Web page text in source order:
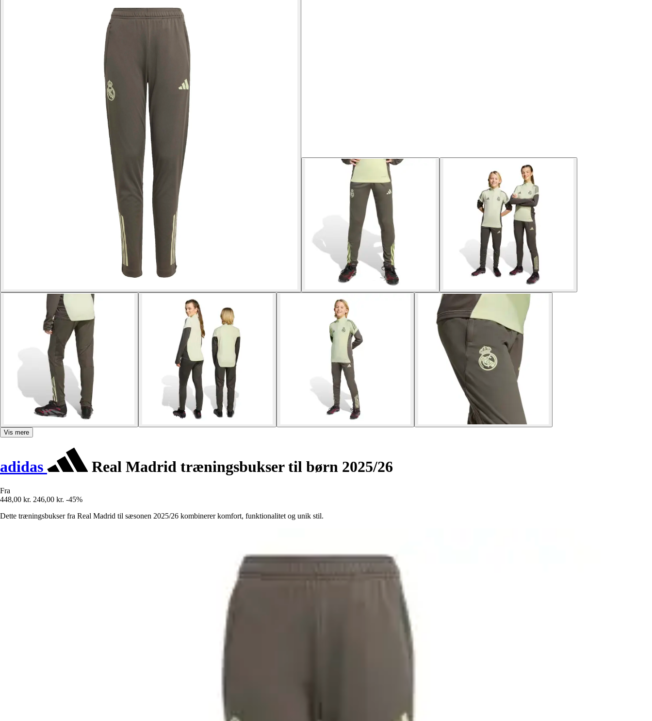
Vis mere
adidas Real Madrid træningsbukser til børn 2025/26
Fra
448,00 kr. 246,00 kr. -45%
Dette træningsbukser fra Real Madrid til sæsonen 2025/26 kombinerer komfort, funktionalitet og unik stil.